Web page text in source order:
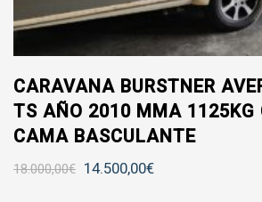
FINANCIACIÓN
CONTACTO
CARAVANA BURSTNER
TS AÑO 2010 MMA 1125KG
CAMA BASCULANTE
18.000,00€ 14.500,00€